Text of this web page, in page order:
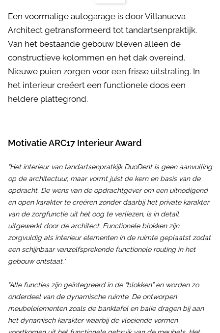
Een voormalige autogarage is door Villanueva
Architect getransformeerd tot tandartsenpraktijk.
Van het bestaande gebouw bleven alleen de
constructieve kolommen en het dak overeind.
Nieuwe puien zorgen voor een frisse uitstraling. In
het interieur creëert een functionele doos een
heldere plattegrond.
Motivatie ARC17 Interieur Award
"Het interieur van tandartsenpratkijk DuoDent is geen aanvulling
op de architectuur, maar vormt juist de kern en basis van de
opdracht. De wens van de opdrachtgever om een uitnodigend
en open karakter te creëren zonder daarbij het private karakter
van de zorgfunctie uit het oog te verliezen, is in detail
uitgewerkt door de architect. Functionele blokken zijn
zorgvuldig als interieur elementen in de ruimte geplaatst zodat
een schijnbaar vanzelfsprekende functionele routing in het
gebouw ontstaat."
"Alle functies zijn geïntegreerd in de “blokken” en worden zo
onderdeel van de dynamische ruimte. De ontworpen
meubelelementen zoals de banktafel en balie dragen bij aan
het dynamisch karakter waarbij de vloeiende vormen